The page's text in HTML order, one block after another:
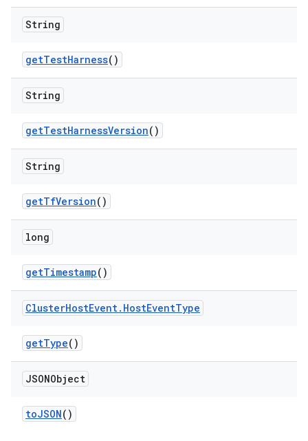
String
getTestHarness()
String
getTestHarnessVersion()
String
getTfVersion()
long
getTimestamp()
ClusterHostEvent. HostEventType
getType()
JSONObject
toJSON()